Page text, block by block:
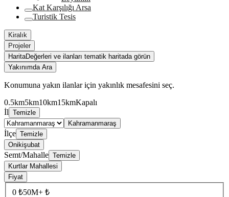
Kat Karşılığı Arsa
Turistik Tesis
Kiralık
Projeler
HaritaDeğerleri ve ilanları tematik haritada görün
Yakınımda Ara
Konumuna yakın ilanlar için yakınlık mesafesini seç.
0.5km5km10km15kmKapalı
İl Temizle
Kahramanmaraş
İlçe Temizle
Onikişubat
Semt/Mahalle Temizle
Kurtlar Mahallesi
Fiyat
0 ₺50M+ ₺